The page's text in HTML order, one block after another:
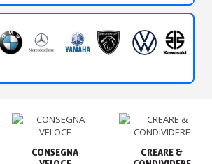
CONSEGNA
CREARE &